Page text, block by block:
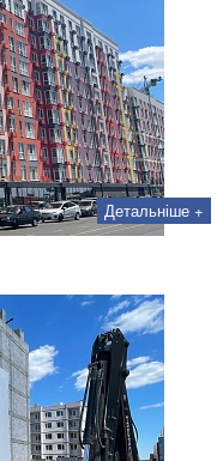
Детальніше +